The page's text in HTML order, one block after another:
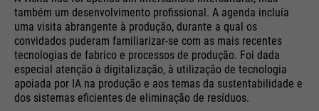
Purpose
management system of this
website. These basic cookies are
essential to make your visit to the
website pleasant and fluid: They
enable the website to recognize
you and thus keep your session
Providers
Google Analytics
Running
time
24 months
External media
We use Google Maps on this website. This enables us to
show you interactive maps directly on the website and
enables you to conveniently use the map function.
também um desenvolvimento profissional. A agenda incluía
uma visita abrangente à produção, durante a qual os
convidados puderam familiarizar-se com as mais recentes
tecnologias de fabrico e processos de produção. Foi dada
especial atenção à digitalização, à utilização de tecnologia
apoiada por IA na produção e aos temas da sustentabilidade e
dos sistemas eficientes de eliminação de resíduos.